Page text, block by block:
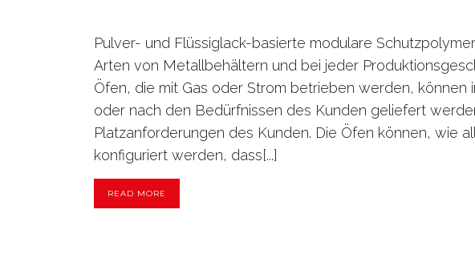
Pulver- und Flüssiglack-basierte modulare
Arten von Metallbehältern und bei jeder
Öfen, die mit Gas oder Strom betrieben werden, können
oder nach den Bedürfnissen des Kunden geliefert
Platzanforderungen des Kunden. Die Öfen können, wie
konfiguriert werden, dass[...]
READ MORE